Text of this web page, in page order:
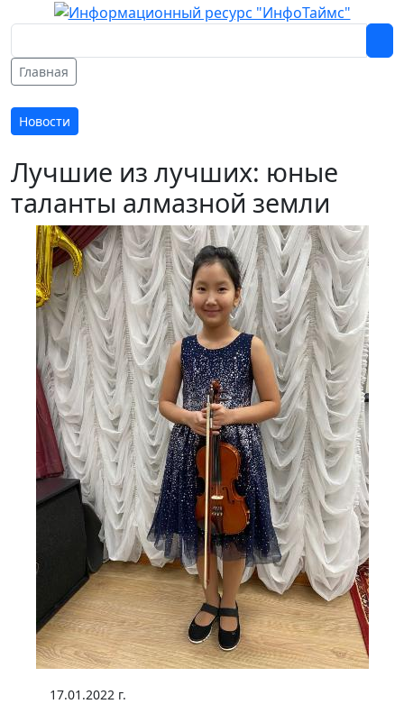
Главная
Новости
Лучшие из лучших: юные
таланты алмазной земли
17.01.2022 г.